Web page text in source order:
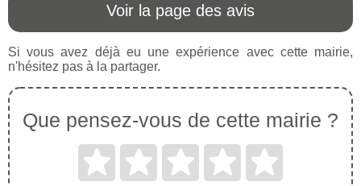
Voir la page des avis
Si vous avez déjà eu une expérience avec cette mairie,
n'hésitez pas à la partager.
Que pensez-vous de cette mairie ?